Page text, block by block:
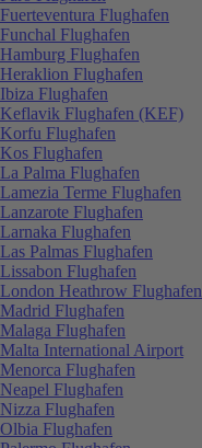
Fuerteventura Flughafen
Funchal Flughafen
Hamburg Flughafen
Heraklion Flughafen
Ibiza Flughafen
Keflavik Flughafen (KEF)
Korfu Flughafen
Kos Flughafen
La Palma Flughafen
Lamezia Terme Flughafen
Lanzarote Flughafen
Larnaka Flughafen
Las Palmas Flughafen
Lissabon Flughafen
London Heathrow Flughafen
Madrid Flughafen
Malaga Flughafen
Malta International Airport
Menorca Flughafen
Neapel Flughafen
Nizza Flughafen
Olbia Flughafen